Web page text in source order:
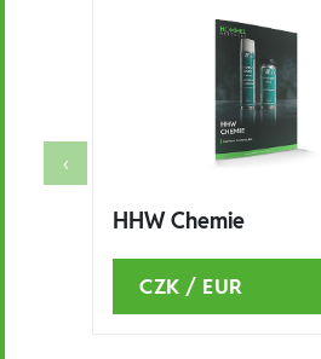
HHW Chemie
CZK / EUR
‹